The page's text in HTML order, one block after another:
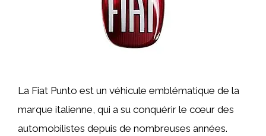
La Fiat Punto est un véhicule emblématique de la
marque italienne, qui a su conquérir le cœur des
automobilistes depuis de nombreuses années.